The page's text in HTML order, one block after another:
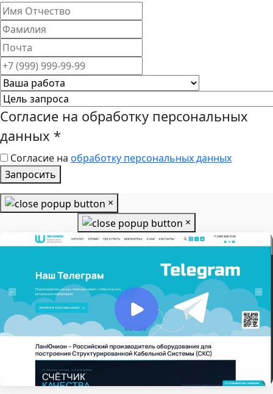
Согласие на обработку персональных
данных *
Согласие на обработку персональных данных
Запросить
×
×